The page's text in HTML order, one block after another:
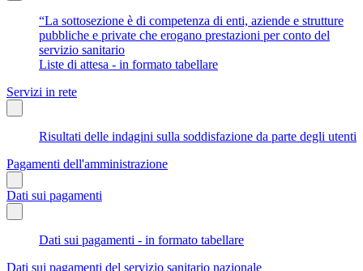
“La sottosezione è di competenza di enti, aziende e strutture
pubbliche e private che erogano prestazioni per conto del
servizio sanitario
Liste di attesa - in formato tabellare
Servizi in rete
Risultati delle indagini sulla soddisfazione da parte degli utenti
Pagamenti dell'amministrazione
Dati sui pagamenti
Dati sui pagamenti - in formato tabellare
Dati sui pagamenti del servizio sanitario nazionale